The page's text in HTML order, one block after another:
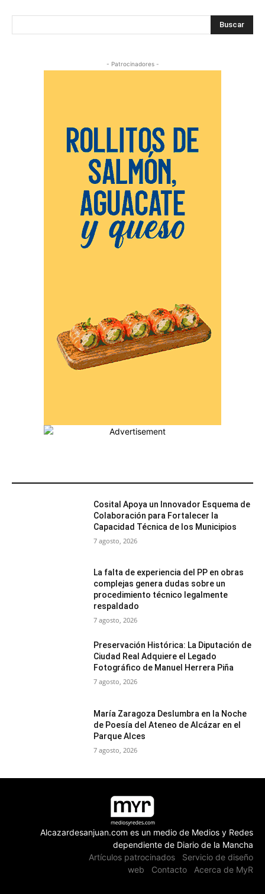
Buscar
- Patrocinadores -
Cosital Apoya un Innovador Esquema de
Colaboración para Fortalecer la
Capacidad Técnica de los Municipios
7 agosto, 2026
La falta de experiencia del PP en obras
complejas genera dudas sobre un
procedimiento técnico legalmente
respaldado
7 agosto, 2026
Preservación Histórica: La Diputación de
Ciudad Real Adquiere el Legado
Fotográfico de Manuel Herrera Piña
7 agosto, 2026
María Zaragoza Deslumbra en la Noche
de Poesía del Ateneo de Alcázar en el
Parque Alces
7 agosto, 2026
Alcazardesanjuan.com es un medio de Medios y Redes
dependiente de Diario de la Mancha
Artículos patrocinados
Servicio de diseño
web
Contacto Acerca de MyR